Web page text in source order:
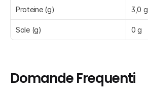
Proteine (g) 3,0 g
Sale (g) 0 g
Domande Frequenti